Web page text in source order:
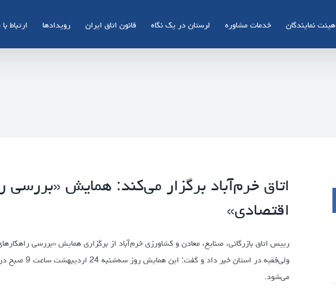
هیئت نمایندگان خدمات مشاوره لرستان در یک نگاه قانون اتاق ایران رویدادها ارتباط
اتاق خرم‌آباد برگزار می‌کند: همایش
اقتصادی»
رییس اتاق بازرگانی، صنایع، معادن و کشاورزی خرم‌آباد از برگزاری همایش «بررسی
ولی‌فقیه در
می‌شود.